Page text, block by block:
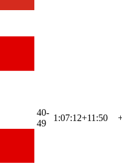
40-
49
1:07:12+11:50